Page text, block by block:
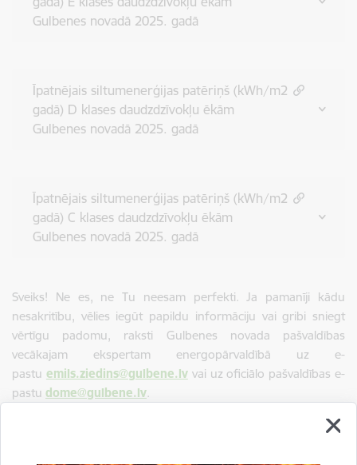
Gulbenes novadā 2025. gadā
Īpatnējais siltumenerģijas patēriņš (kWh/m2
gadā) D klases daudzdzīvokļu ēkām
Gulbenes novadā 2025. gadā
Īpatnējais siltumenerģijas patēriņš (kWh/m2
gadā) C klases daudzdzīvokļu ēkām
Gulbenes novadā 2025. gadā
Sveiks! Ne es, ne Tu neesam perfekti. Ja pamanīji kādu
nesakritību, vēlies iegūt papildu informāciju vai gribi sniegt
vērtīgu padomu, raksti Gulbenes novada pašvaldības
vecākajam ekspertam energopārvaldībā uz e-
pastu emils.ziedins@gulbene.lvvai uz oficiālo pašvaldības e-
pastu dome@gulbene.lv.